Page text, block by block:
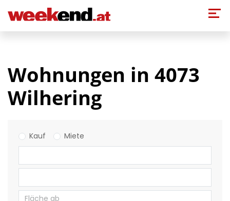
Wohnungen in 4073
Wilhering
Kauf Miete